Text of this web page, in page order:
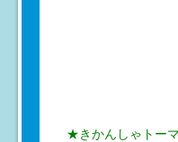
★きかんしゃトー